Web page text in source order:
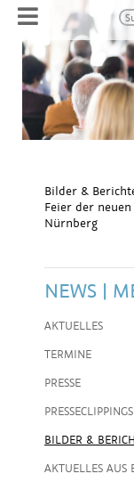
Bilder &
Feier der
Nürnberg
NEWS |
AKTUELLES
TERMINE
PRESSE
PRESSECLIPPINGS
BILDER &
AKTUELLES AUS